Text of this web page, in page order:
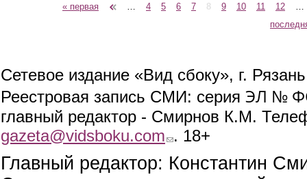
« первая 4 5 6 7 8 9 10 11 12
Сетевое издание «Вид сбоку», г.
Реестровая запись СМИ: серия ЭЛ №
главный редактор - Смирнов К.М.
gazeta@vidsboku.com (link sends e-mail)
. 18+
Главный редактор: Константин